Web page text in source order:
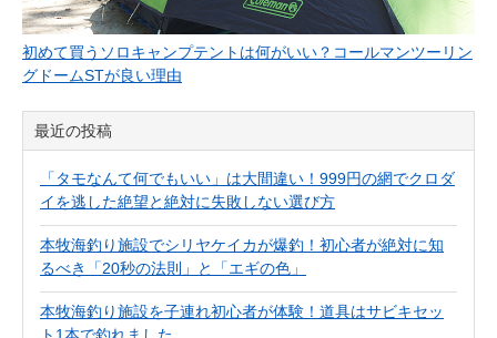
初めて買うソロキャンプテントは何がいい？コールマンツーリン
グドームSTが良い理由
最近の投稿
「タモなんて何でもいい」は大間違い！999円の網でクロダ
イを逃した絶望と絶対に失敗しない選び方
本牧海釣り施設でシリヤケイカが爆釣！初心者が絶対に知
るべき「20秒の法則」と「エギの色」
本牧海釣り施設を子連れ初心者が体験！道具はサビキセッ